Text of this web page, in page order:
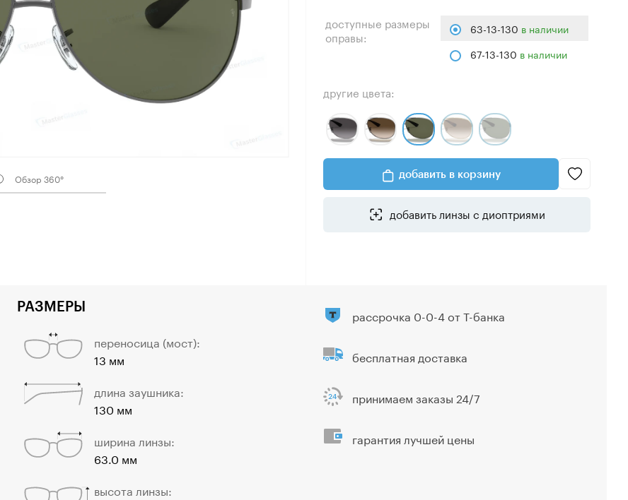
Обзор 360°
доступные размеры
оправы:
63-13-130 в наличии
67-13-130 в наличии
другие цвета:
добавить в корзину
добавить линзы с диоптриями
РАЗМЕРЫ
переносица (мост):
13 мм
длина заушника:
130 мм
ширина линзы:
63.0 мм
высота линзы:
рассрочка 0-0-4 от Т-банка
бесплатная доставка
принимаем заказы 24/7
гарантия лучшей цены